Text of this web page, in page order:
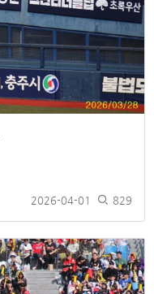
2026-04-01 829